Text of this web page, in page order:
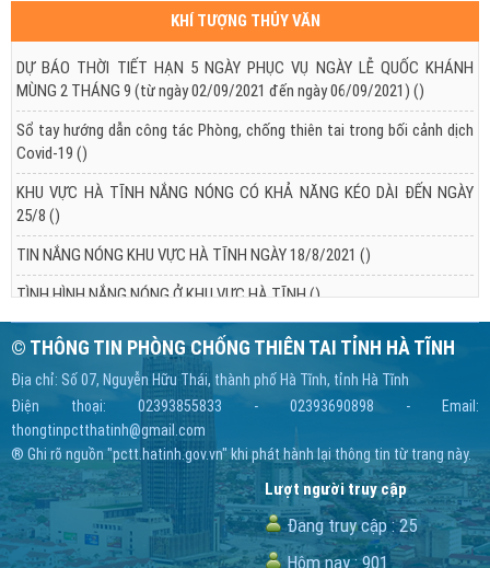
KHÍ TƯỢNG THỦY VĂN
DỰ BÁO THỜI TIẾT HẠN 5 NGÀY PHỤC VỤ NGÀY LỄ QUỐC KHÁNH
MÙNG 2 THÁNG 9 (từ ngày 02/09/2021 đến ngày 06/09/2021) ()
Sổ tay hướng dẫn công tác Phòng, chống thiên tai trong bối cảnh dịch
Covid-19 ()
KHU VỰC HÀ TĨNH NẮNG NÓNG CÓ KHẢ NĂNG KÉO DÀI ĐẾN NGÀY
25/8 ()
TIN NẮNG NÓNG KHU VỰC HÀ TĨNH NGÀY 18/8/2021 ()
TÌNH HÌNH NẮNG NÓNG Ở KHU VỰC HÀ TĨNH()
© THÔNG TIN PHÒNG CHỐNG THIÊN TAI TỈNH HÀ TĨNH
Địa chỉ: Số 07, Nguyễn Hữu Thái, thành phố Hà Tĩnh, tỉnh Hà Tĩnh
Điện thoại: 02393855833 - 02393690898 - Email:
thongtinpctthatinh@gmail.com
® Ghi rõ nguồn "pctt.hatinh.gov.vn" khi phát hành lại thông tin từ trang này.
Lượt người truy cập
Đang truy cập : 25
Hôm nay : 901